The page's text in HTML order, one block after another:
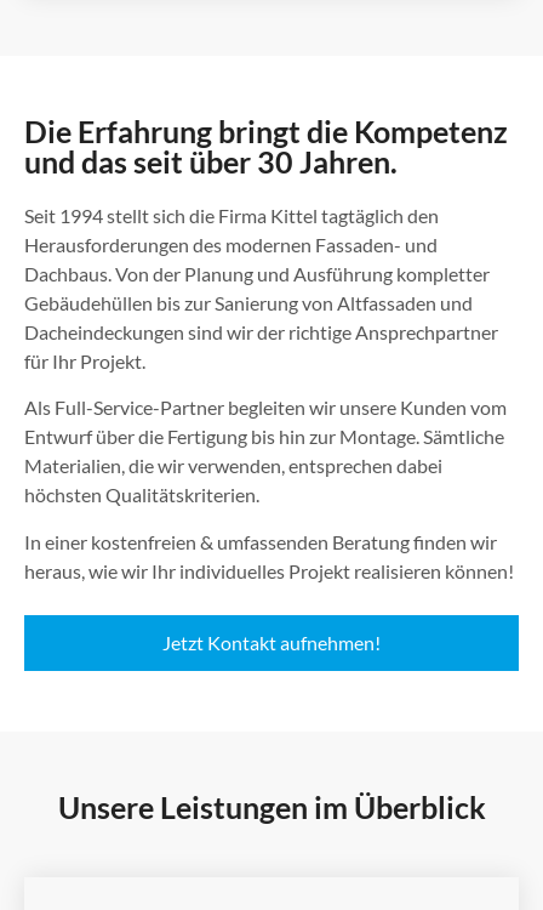
Die Erfahrung bringt die Kompetenz
und das seit über 30 Jahren.
Seit 1994 stellt sich die Firma Kittel tagtäglich den
Herausforderungen des modernen Fassaden- und
Dachbaus. Von der Planung und Ausführung kompletter
Gebäudehüllen bis zur Sanierung von Altfassaden und
Dacheindeckungen sind wir der richtige Ansprechpartner
für Ihr Projekt.
Als Full-Service-Partner begleiten wir unsere Kunden vom
Entwurf über die Fertigung bis hin zur Montage. Sämtliche
Materialien, die wir verwenden, entsprechen dabei
höchsten Qualitätskriterien.
In einer kostenfreien & umfassenden Beratung finden wir
heraus, wie wir Ihr individuelles Projekt realisieren können!
Jetzt Kontakt aufnehmen!
Unsere Leistungen im Überblick